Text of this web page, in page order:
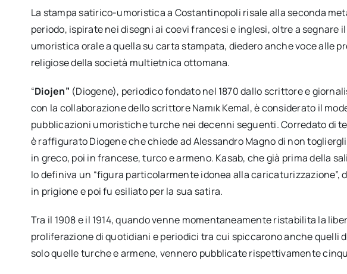
La stampa satirico-umoristica a Costantinopoli risale alla seconda
periodo, ispirate nei disegni ai coevi francesi e inglesi, oltre a segnare
umoristica orale a quella su carta stampata, diedero anche voce alle
religiose della società multietnica ottomana.
“Diojen” (Diogene), periodico fondato nel 1870 dallo scrittore e
con la collaborazione dello scrittore Namık Kemal, è considerato il
pubblicazioni umoristiche turche nei decenni seguenti. Corredato di
è raffigurato Diogene che chiede ad Alessandro Magno di non
in greco, poi in francese, turco e armeno. Kasab, che già prima della
lo definiva un “figura particolarmente idonea alla caricaturizzazione”,
in prigione e poi fu esiliato per la sua satira.
Tra il 1908 e il 1914, quando venne momentaneamente ristabilita la
proliferazione di quotidiani e periodici tra cui spiccarono anche quelli
solo quelle turche e armene, vennero pubblicate rispettivamente